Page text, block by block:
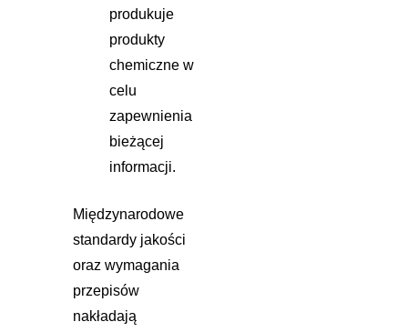
produkuje
produkty
chemiczne w
celu
zapewnienia
bieżącej
informacji.
Międzynarodowe
standardy jakości
oraz wymagania
przepisów
nakładają